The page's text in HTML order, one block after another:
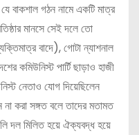
বাকশাল গঠন নামে একটি মাত্র
মানসে সেই দলে তো
বাদে), গোটা ন্যাশনাল
কমিউনিস্ট পার্টি ছাড়াও হাজী
নেতাও যোগ দিয়েছিলেন
না করা সঙ্গত বলে তাদের মতামত
দল মিলিত হয়ে ঐক্যবদ্ধ হয়ে